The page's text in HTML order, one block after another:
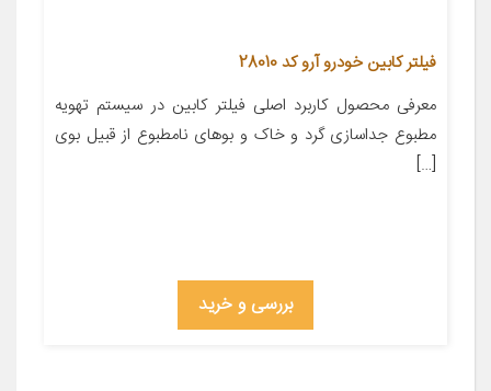
فیلتر کابین خودرو آرو کد 28010
معرفی محصول کاربرد اصلی فیلتر کابین در سیستم تهویه
مطبوع جداسازی گرد و خاک و بوهای نامطبوع از قبیل بوی
[…]
بررسی و خرید